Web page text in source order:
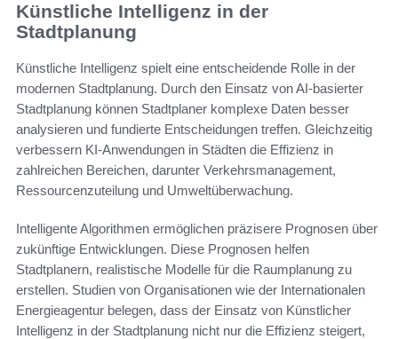
Künstliche Intelligenz in der
Stadtplanung
Künstliche Intelligenz spielt eine entscheidende Rolle in der
modernen Stadtplanung. Durch den Einsatz von AI-basierter
Stadtplanung können Stadtplaner komplexe Daten besser
analysieren und fundierte Entscheidungen treffen. Gleichzeitig
verbessern KI-Anwendungen in Städten die Effizienz in
zahlreichen Bereichen, darunter Verkehrsmanagement,
Ressourcenzuteilung und Umweltüberwachung.
Intelligente Algorithmen ermöglichen präzisere Prognosen über
zukünftige Entwicklungen. Diese Prognosen helfen
Stadtplanern, realistische Modelle für die Raumplanung zu
erstellen. Studien von Organisationen wie der Internationalen
Energieagentur belegen, dass der Einsatz von Künstlicher
Intelligenz in der Stadtplanung nicht nur die Effizienz steigert,